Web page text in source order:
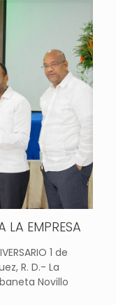
LA EMPRESA
1 de
R. D.- La
Novillo